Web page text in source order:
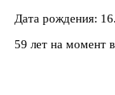
Дата рождения:
59 лет на момент